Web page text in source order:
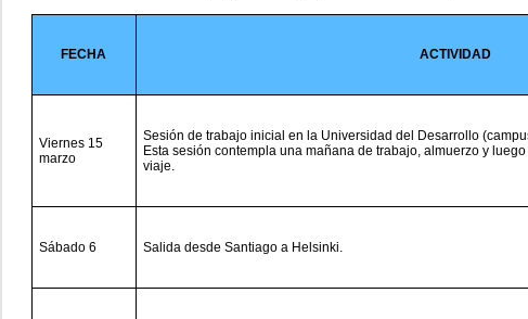
FECHA ACTIVIDAD
Viernes 15
marzo
Sesión de trabajo inicial en la Universidad del Desarrollo
Esta sesión contempla una mañana de trabajo, almuerzo y
viaje.
Sábado 6 Salida desde Santiago a Helsinki.